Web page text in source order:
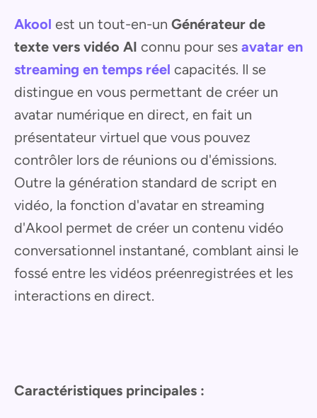
Akool est un tout-en-un Générateur de
texte vers vidéo AI connu pour ses avatar en
streaming en temps réel capacités. Il se
distingue en vous permettant de créer un
avatar numérique en direct, en fait un
présentateur virtuel que vous pouvez
contrôler lors de réunions ou d'émissions.
Outre la génération standard de script en
vidéo, la fonction d'avatar en streaming
d'Akool permet de créer un contenu vidéo
conversationnel instantané, comblant ainsi le
fossé entre les vidéos préenregistrées et les
interactions en direct.
Caractéristiques principales :